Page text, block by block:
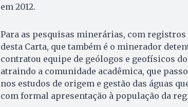
em 2012.
Para as pesquisas minerárias, com
desta Carta, que também é o minerador
contratou equipe de geólogos e geofísicos
atraindo a comunidade acadêmica, que
nos estudos de origem e gestão das águas
com formal apresentação à população da